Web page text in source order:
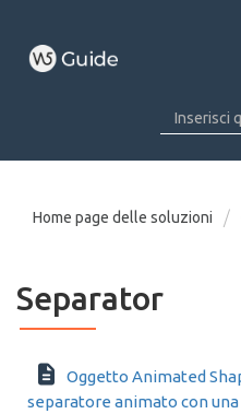
Home page delle soluzioni
Separator
Oggetto Animated
separatore animato con